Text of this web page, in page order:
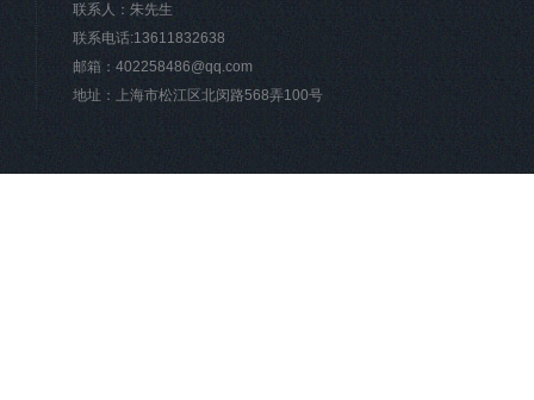
联系人：朱先生
联系电话:13611832638
邮箱： 402258486@qq.com
地址：上海市松江区北闵路568弄100号